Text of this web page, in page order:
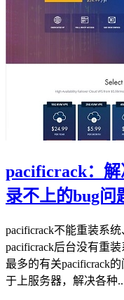
pacificrack：解
录不上的bug问
pacificrack不能重装系统
pacificrack后台没有重
最多的有关pacificrack
于上服务器，解决各种